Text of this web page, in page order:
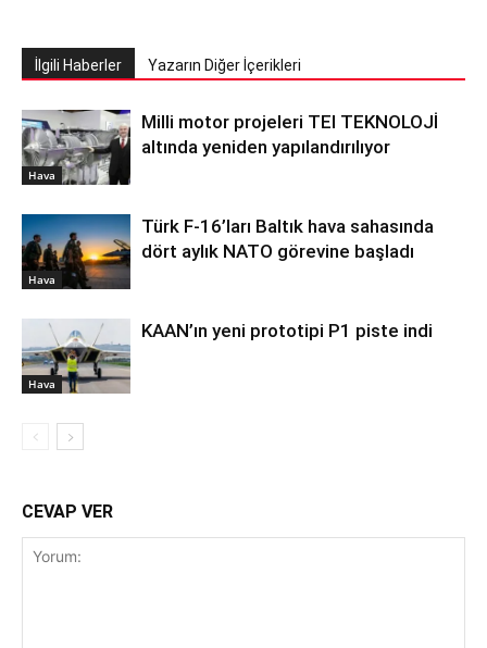
İlgili Haberler Yazarın Diğer İçerikleri
Hava
Milli motor projeleri TEI TEKNOLOJİ
altında yeniden yapılandırılıyor
Hava
Türk F-16’ları Baltık hava sahasında
dört aylık NATO görevine başladı
Hava
KAAN’ın yeni prototipi P1 piste indi
CEVAP VER